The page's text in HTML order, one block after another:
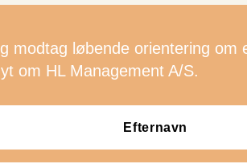
modtag løbende orientering om
om HL Management A/S.